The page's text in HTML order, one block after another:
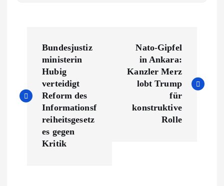
i
Bundesjustiz
ministerin
Hubig
verteidigt
Reform des
Informationsf
reiheitsgesetz
es gegen
Kritik
Nato-Gipfel
in Ankara:
Kanzler Merz
lobt Trump
für
konstruktive
Rolle